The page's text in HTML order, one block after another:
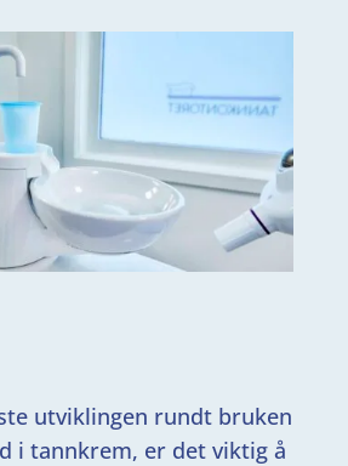
utviklingen rundt bruken
i tannkrem, er det viktig å